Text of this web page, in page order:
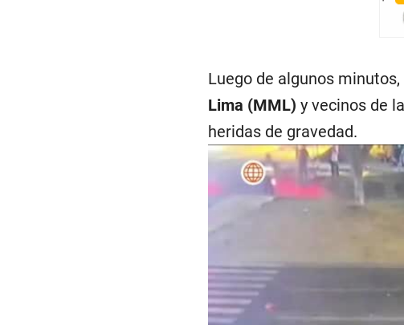
Luego de algunos
Lima (MML) y vecinos de
heridas de gravedad.